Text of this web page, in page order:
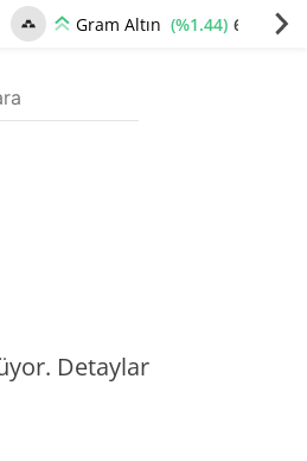
Gram Altın (%1.44) 6586.17
Detaylar